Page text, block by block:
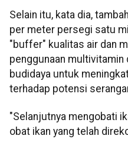
Selain itu, kata dia,
per meter persegi satu
"buffer" kualitas air dan
penggunaan
budidaya untuk
terhadap potensi
"Selanjutnya mengobati
obat ikan yang telah